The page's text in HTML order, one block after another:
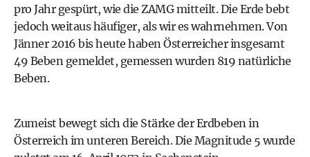
pro Jahr gespürt, wie die ZAMG mitteilt. Die Erde bebt
jedoch weitaus häufiger, als wir es wahrnehmen. Von
Jänner 2016 bis heute haben Österreicher insgesamt
49 Beben gemeldet, gemessen wurden 819 natürliche
Beben.
Zumeist bewegt sich die Stärke der Erdbeben in
Österreich im unteren Bereich. Die Magnitude 5 wurde